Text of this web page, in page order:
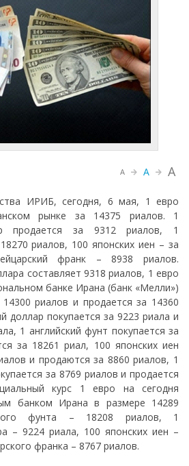
A A A
ИРИБ, сегодня, 6 мая, 1 евро
рынке за 14375 риалов. 1
продается за 9312 риалов, 1
риалов, 100 японских иен – за
франк – 8938 риалов.
составляет 9318 риалов, 1 евро
банке Ирана (банк «Мелли»)
риалов и продается за 14360
доллар покупается за 9223 риала и
1 английский фунт покупается за
за 18261 риал, 100 японских иен
и продаются за 8860 риалов, 1
за 8769 риалов и продается
курс 1 евро на сегодня
банком Ирана в размере 14289
фунта – 18208 риалов, 1
– 9224 риала, 100 японских иен –
франка – 8767 риалов.